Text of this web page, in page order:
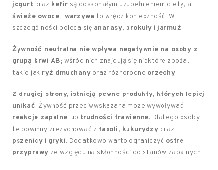
jogurt oraz kefir są doskonałym uzupełnieniem diety, a
świeże owoce i warzywa to wręcz konieczność. W
szczególności poleca się ananasy, brokuły i jarmuż.
Żywność neutralna nie wpływa negatywnie na osoby z
grupą krwi AB; wśród nich znajdują się niektóre zboża,
takie jak ryż dmuchany oraz różnorodne orzechy.
Z drugiej strony, istnieją pewne produkty, których lepiej
unikać. Żywność przeciwwskazana może wywoływać
reakcje zapalne lub trudności trawienne. Dlatego osoby
te powinny zrezygnować z fasoli, kukurydzy oraz
pszenicy i gryki. Dodatkowo warto ograniczyć ostre
przyprawy ze względu na skłonności do stanów zapalnych.